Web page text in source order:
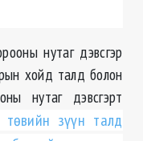
нутаг дэвсгэр
хойд талд болон
нутаг дэвсгэрт
төвийн зүүн талд